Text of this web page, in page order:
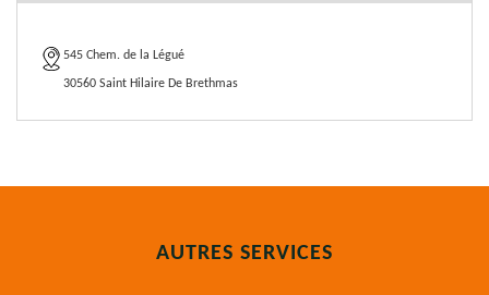
545 Chem. de la Légué
30560 Saint Hilaire De Brethmas
AUTRES SERVICES